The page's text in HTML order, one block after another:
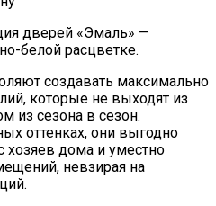
дверей «Эмаль» —
белой расцветке.
создавать максимально
которые не выходят из
из сезона в сезон.
оттенках, они выгодно
хозяев дома и уместно
невзирая на